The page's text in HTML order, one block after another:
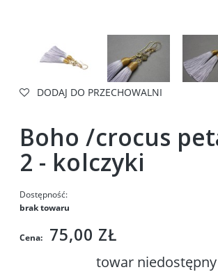
DODAJ DO PRZECHOWALNI
Boho /crocus
2 - kolczyki
Dostępność:
brak towaru
Cena: 75,00 ZŁ
towar niedostępny